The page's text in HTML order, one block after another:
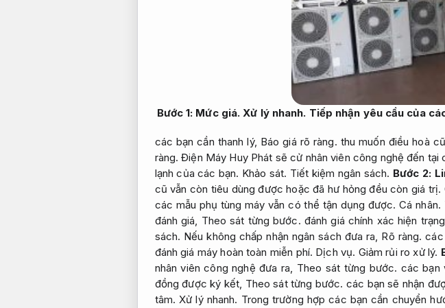
Bước 1: Mức giá. Xử lý nhanh. Tiếp nhận yêu cầu của
các bạn cần thanh lý, Báo giá rõ ràng. thu muốn điều hoà
ràng. Điện Máy Huy Phát sẽ cử nhân viên công nghệ đến tại
lạnh của các bạn. Khảo sát. Tiết kiệm ngân sách. Bước 2:
cũ vẫn còn tiêu dùng được hoặc đã hư hỏng đều còn giá trị.
các mẫu phụ tùng máy vẫn có thể tận dụng được.Cá nhân.
đánh giá, Theo sát từng bước. đánh giá chính xác hiện
sách. Nếu không chấp nhận ngân sách đưa ra, Rõ ràng. các
đánh giá máy hoàn toàn miễn phí. Dịch vụ. Giảm rủi ro xử lý.
nhân viên công nghệ đưa ra, Theo sát từng bước. các bạn
đồng được ký kết, Theo sát từng bước. các bạn sẽ nhận
tâm. Xử lý nhanh. Trong trường hợp các bạn cần chuyển